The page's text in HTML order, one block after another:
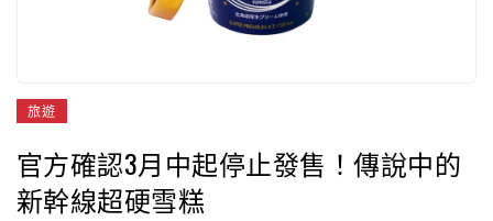
旅遊
官方確認3月中起停止發售！傳說中的
新幹線超硬雪糕